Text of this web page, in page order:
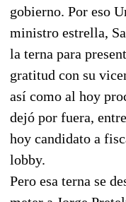
gobierno. Por eso
ministro estrella,
la terna para
gratitud con su
así como al hoy
dejó por fuera,
hoy candidato a
lobby.
Pero esa terna se